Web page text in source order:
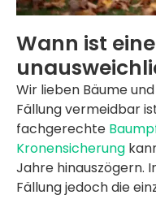
Wann ist
Wir lieben Bäume
Fällung vermeidbar
fachgerechte
Kronensicherung
Jahre hinauszögern.
Fällung jedoch die